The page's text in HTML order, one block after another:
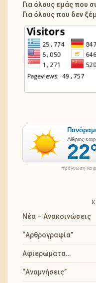
Για όλους εμάς που
Για όλους που δεν
πρόγνωση
Νέα – Ανακοινώσεις
“Αρθρογραφία”
Αφιερώματα…
“Αναμνήσεις”